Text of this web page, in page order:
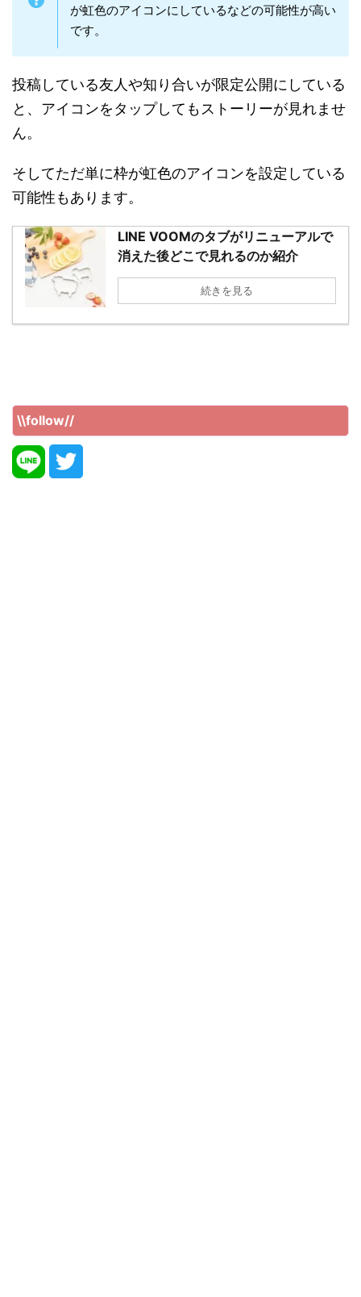
が虹色のアイコンにしているなどの可能性が高い
です。
投稿している友人や知り合いが限定公開にしている
と、アイコンをタップしてもストーリーが見れませ
ん。
そしてただ単に枠が虹色のアイコンを設定している
可能性もあります。
LINE VOOMのタブがリニューアルで
消えた後どこで見れるのか紹介
続きを見る
\\follow//